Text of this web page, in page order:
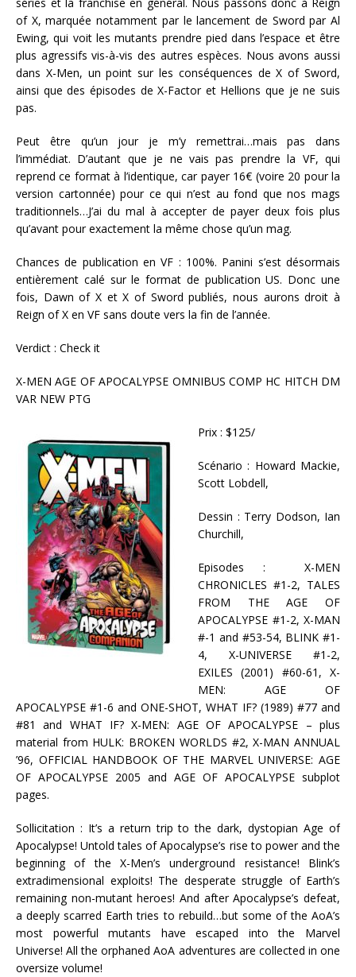
of X, marquée notamment par le lancement de Sword par Al
Ewing, qui voit les mutants prendre pied dans l’espace et être
plus agressifs vis-à-vis des autres espèces. Nous avons aussi
dans X-Men, un point sur les conséquences de X of Sword,
ainsi que des épisodes de X-Factor et Hellions que je ne suis
pas.
Peut être qu’un jour je m’y remettrai…mais pas dans
l’immédiat. D’autant que je ne vais pas prendre la VF, qui
reprend ce format à l’identique, car payer 16€ (voire 20 pour la
version cartonnée) pour ce qui n’est au fond que nos mags
traditionnels…J’ai du mal à accepter de payer deux fois plus
qu’avant pour exactement la même chose qu’un mag.
Chances de publication en VF : 100%. Panini s’est désormais
entièrement calé sur le format de publication US. Donc une
fois, Dawn of X et X of Sword publiés, nous aurons droit à
Reign of X en VF sans doute vers la fin de l’année.
Verdict : Check it
X-MEN AGE OF APOCALYPSE OMNIBUS COMP HC HITCH DM
VAR NEW PTG
Prix : $125/
Scénario : Howard Mackie,
Scott Lobdell,
Dessin : Terry Dodson, Ian
Churchill,
Episodes : X-MEN
CHRONICLES #1-2, TALES
FROM THE AGE OF
APOCALYPSE #1-2, X-MAN
#-1 and #53-54, BLINK #1-
4, X-UNIVERSE #1-2,
EXILES (2001) #60-61, X-
MEN: AGE OF
APOCALYPSE #1-6 and ONE-SHOT, WHAT IF? (1989) #77 and
#81 and WHAT IF? X-MEN: AGE OF APOCALYPSE – plus
material from HULK: BROKEN WORLDS #2, X-MAN ANNUAL
’96, OFFICIAL HANDBOOK OF THE MARVEL UNIVERSE: AGE
OF APOCALYPSE 2005 and AGE OF APOCALYPSE subplot
pages.
Sollicitation : It’s a return trip to the dark, dystopian Age of
Apocalypse! Untold tales of Apocalypse’s rise to power and the
beginning of the X-Men’s underground resistance! Blink’s
extradimensional exploits! The desperate struggle of Earth’s
remaining non-mutant heroes! And after Apocalypse’s defeat,
a deeply scarred Earth tries to rebuild…but some of the AoA’s
most powerful mutants have escaped into the Marvel
Universe! All the orphaned AoA adventures are collected in one
oversize volume!